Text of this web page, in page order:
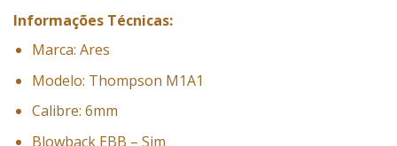
Informações Técnicas:
Marca: Ares
Modelo: Thompson M1A1
Calibre: 6mm
Blowback EBB – Sim